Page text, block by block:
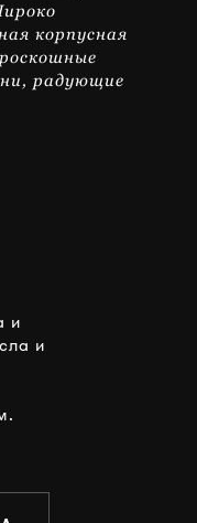
корпусная
радующие
и
и